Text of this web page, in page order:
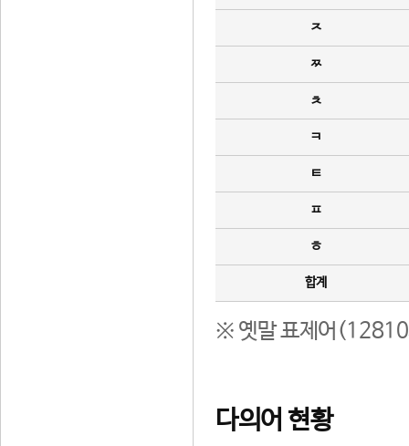
ㅈ
ㅉ
ㅊ
ㅋ
ㅌ
ㅍ
ㅎ
합계
※ 옛말 표제어(12810
다의어 현황